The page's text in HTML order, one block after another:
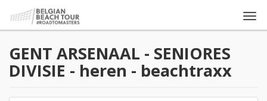
GENT ARSENAAL - SENIORES
DIVISIE - heren - beachtraxx